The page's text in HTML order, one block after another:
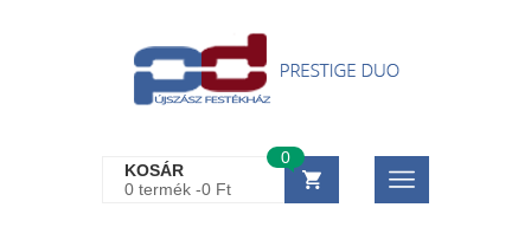
KOSÁR
0 termék -0 Ft
0